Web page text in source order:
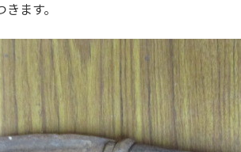
ます。